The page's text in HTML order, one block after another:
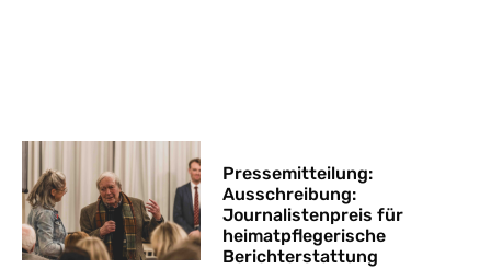
Pressemitteilung:
Ausschreibung:
Journalistenpreis für
heimatpflegerische
Berichterstattung